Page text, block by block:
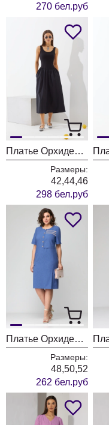
270 бел.руб
Платье ОрхидеяЛюкс 1427
Размеры:
42,44,46
298 бел.руб
Платье ОрхидеяЛюкс 1244
Размеры:
48,50,52
262 бел.руб